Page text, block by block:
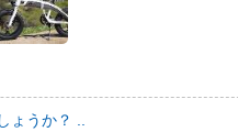
ょうか？ ..